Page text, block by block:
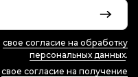
свое согласие на обработку
персональных данных.
свое согласие на получение